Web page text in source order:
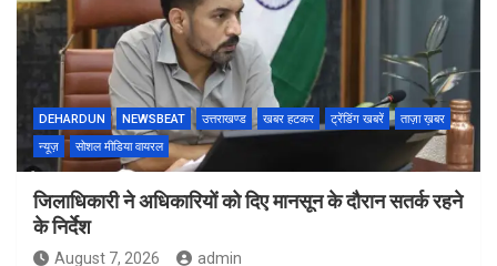
DEHARDUN NEWSBEAT उत्तराखण्ड खबर हटकर ट्रेंडिंग खबरें
ताज़ा ख़बर
न्यूज़
सोशल मीडिया वायरल
जिलाधिकारी ने अधिकारियों को दिए मानसून के दौरान सतर्क रहने
के निर्देश
August 7, 2026 admin